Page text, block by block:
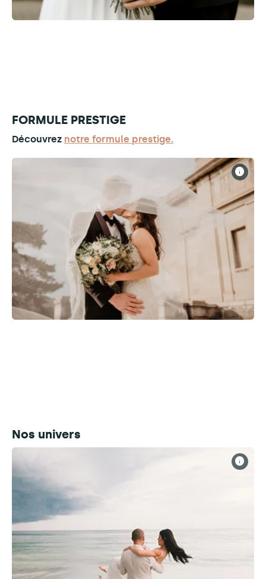
FORMULE PRESTIGE
Découvrez notre formule prestige.
Nos univers